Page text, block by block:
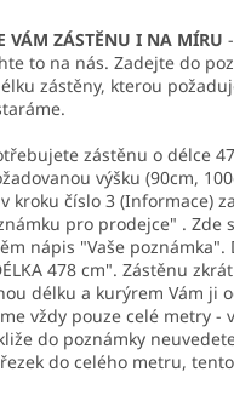
VÁM ZÁSTĚNU I NA MÍRU
to na nás. Zadejte do
zástěny, kterou
zástěnu o délce
výšku (90cm,
kroku číslo 3 (Informace)
pro prodejce" . Zde
nápis "Vaše poznámka".
478 cm". Zástěnu
délku a kurýrem Vám ji
vždy pouze celé metry -
do poznámky
do celého metru,